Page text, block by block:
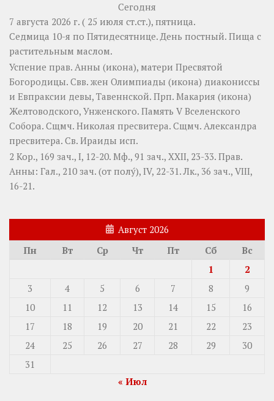
Сегодня
7 августа 2026 г. ( 25 июля ст.ст.), пятница.
Седмица 10-я по Пятидесятнице. День постный. Пища с
растительным маслом.
Успение прав. Анны (икона), матери Пресвятой
Богородицы. Свв. жен Олимпиады (икона) диакониссы
и Евпраксии девы, Тавеннской. Прп. Макария (икона)
Желтоводского, Унженского. Память V Вселенского
Собора. Сщмч. Николая пресвитера. Сщмч. Александра
пресвитера. Св. Ираиды исп.
2 Кор., 169 зач., I, 12-20. Мф., 91 зач., XXII, 23-33. Прав.
Анны: Гал., 210 зач. (от полу́), IV, 22-31. Лк., 36 зач., VIII,
16-21.
Август 2026
Пн
Вт Ср Чт Пт Сб
Вс
1
2
3
4 5 6 7 8
9
10
11 12 13 14 15
16
17
18 19 20 21 22
23
24
25 26 27 28 29
30
31
« Июл